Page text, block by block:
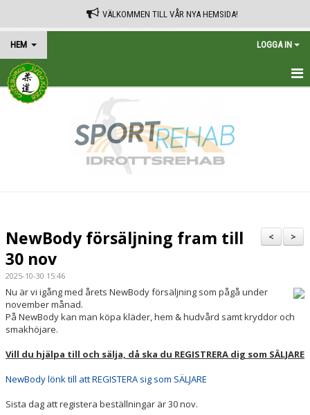
VÄLKOMMEN TILL VÅR NYA HEMSIDA!
HEM LOGGA IN
HEM
TRÄNINGSSCHEMA
>
<
NewBody försäljning fram till
30 nov
2025-10-30 15:46
Nu är vi igång med årets NewBody försäljning som pågå under
november månad.
På NewBody kan man köpa kläder, hem & hudvård samt kryddor och
smakhöjare.
Vill du hjälpa till och sälja, då ska du REGISTRERA dig som SÄLJARE
NewBody lönk till att REGISTERA sig som SÄLJARE
Sista dag att registera beställningar är 30 nov.